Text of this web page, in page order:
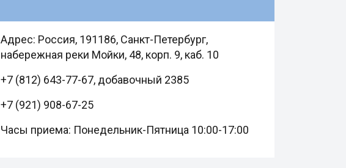
Адрес: Россия, 191186, Санкт-Петербург,
набережная реки Мойки, 48, корп. 9, каб. 10
+7 (812) 643-77-67, добавочный 2385
+7 (921) 908-67-25
Часы приема: Понедельник-Пятница 10:00-17:00